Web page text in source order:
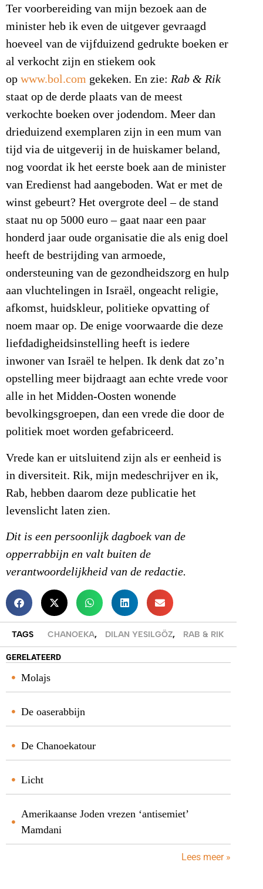
Ter voorbereiding van mijn bezoek aan de
minister heb ik even de uitgever gevraagd
hoeveel van de vijfduizend gedrukte boeken er
al verkocht zijn en stiekem ook
op www.bol.com gekeken. En zie: Rab & Rik
staat op de derde plaats van de meest
verkochte boeken over jodendom. Meer dan
drieduizend exemplaren zijn in een mum van
tijd via de uitgeverij in de huiskamer beland,
nog voordat ik het eerste boek aan de minister
van Eredienst had aangeboden. Wat er met de
winst gebeurt? Het overgrote deel – de stand
staat nu op 5000 euro – gaat naar een paar
honderd jaar oude organisatie die als enig doel
heeft de bestrijding van armoede,
ondersteuning van de gezondheidszorg en hulp
aan vluchtelingen in Israël, ongeacht religie,
afkomst, huidskleur, politieke opvatting of
noem maar op. De enige voorwaarde die deze
liefdadigheidsinstelling heeft is iedere
inwoner van Israël te helpen. Ik denk dat zo’n
opstelling meer bijdraagt aan echte vrede voor
alle in het Midden-Oosten wonende
bevolkingsgroepen, dan een vrede die door de
politiek moet worden gefabriceerd.
Vrede kan er uitsluitend zijn als er eenheid is
in diversiteit. Rik, mijn medeschrijver en ik,
Rab, hebben daarom deze publicatie het
levenslicht laten zien.
Dit is een persoonlijk dagboek van de
opperrabbijn en valt buiten de
verantwoordelijkheid van de redactie.
TAGS CHANOEKA, DILAN YESILGÖZ, RAB & RIK
GERELATEERD
Molajs
De oaserabbijn
De Chanoekatour
Licht
Amerikaanse Joden vrezen ‘antisemiet’
Mamdani
Lees meer »